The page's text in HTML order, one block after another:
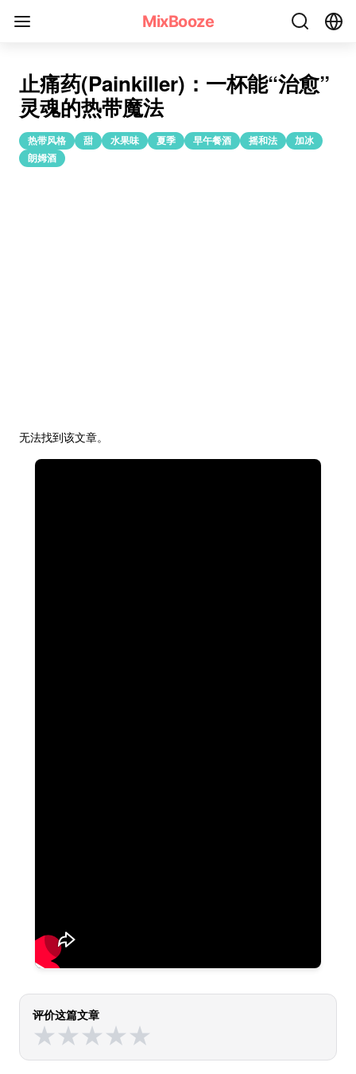
MixBooze
止痛药(Painkiller)：一杯能“治愈”
灵魂的热带魔法
热带风格 甜 水果味 夏季 早午餐酒 摇和法
加冰
朗姆酒
无法找到该文章。
评价这篇文章
★
★★
★★
★★
★★
★